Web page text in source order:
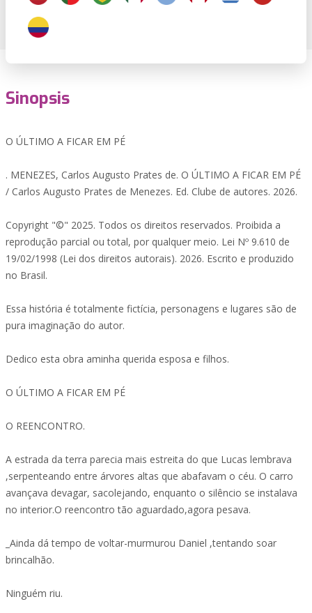
Sinopsis
O ÚLTIMO A FICAR EM PÉ
. MENEZES, Carlos Augusto Prates de. O ÚLTIMO A FICAR EM PÉ
/ Carlos Augusto Prates de Menezes. Ed. Clube de autores. 2026.
Copyright "©" 2025. Todos os direitos reservados. Proibida a
reprodução parcial ou total, por qualquer meio. Lei Nº 9.610 de
19/02/1998 (Lei dos direitos autorais). 2026. Escrito e produzido
no Brasil.
Essa história é totalmente fictícia, personagens e lugares são de
pura imaginação do autor.
Dedico esta obra aminha querida esposa e filhos.
O ÚLTIMO A FICAR EM PÉ
O REENCONTRO.
A estrada da terra parecia mais estreita do que Lucas lembrava
,serpenteando entre árvores altas que abafavam o céu. O carro
avançava devagar, sacolejando, enquanto o silêncio se instalava
no interior.O reencontro tão aguardado,agora pesava.
_Ainda dá tempo de voltar-murmurou Daniel ,tentando soar
brincalhão.
Ninguém riu.